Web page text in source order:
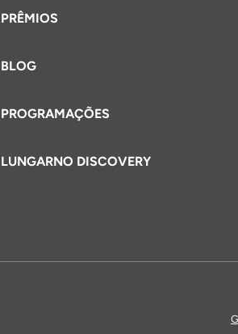
PRÊMIOS
BLOG
PROGRAMAÇÕES
LUNGARNO DISCOVERY